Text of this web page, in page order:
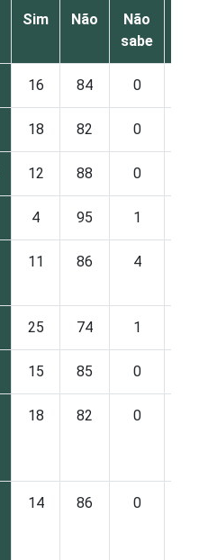
Sim Não
Não
sabe
16 84 0
18 82 0
12 88 0
4 95 1
11 86 4
25 74 1
15 85 0
18 82 0
14 86 0